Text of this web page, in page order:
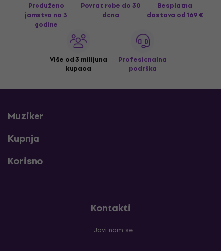
Produženo
jamstvo na 3
godine
Povrat robe do 30
dana
Besplatna
dostava od 169 €
Više od 3 milijuna
kupaca
Profesionalna
podrška
Muziker
Kupnja
Korisno
Kontakti
Javi nam se